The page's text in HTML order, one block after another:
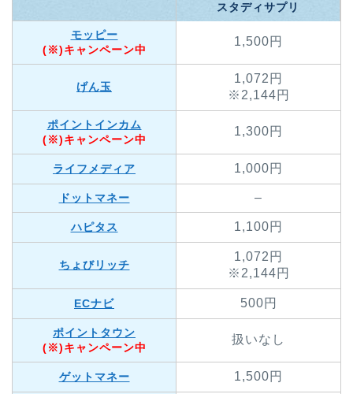
スタディサプリ
モッピー
(※)キャンペーン中
1,500円
げん玉
1,072円
※2,144円
ポイントインカム
(※)キャンペーン中
1,300円
ライフメディア 1,000円
ドットマネー –
ハピタス 1,100円
ちょびリッチ
1,072円
※2,144円
ECナビ 500円
ポイントタウン
(※)キャンペーン中
扱いなし
ゲットマネー 1,500円